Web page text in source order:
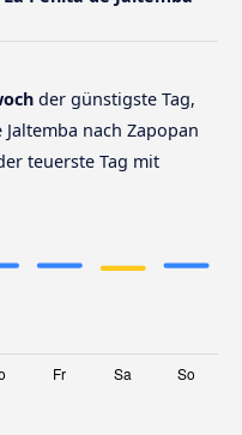
der günstigste Tag,
nach Zapopan
teuerste Tag mit